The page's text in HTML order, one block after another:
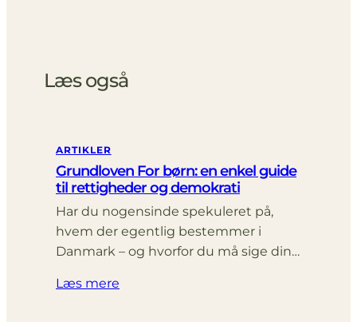
Læs også
ARTIKLER
Grundloven For børn: en enkel guide
til rettigheder og demokrati
Har du nogensinde spekuleret på,
hvem der egentlig bestemmer i
Danmark – og hvorfor du må sige din…
Læs mere